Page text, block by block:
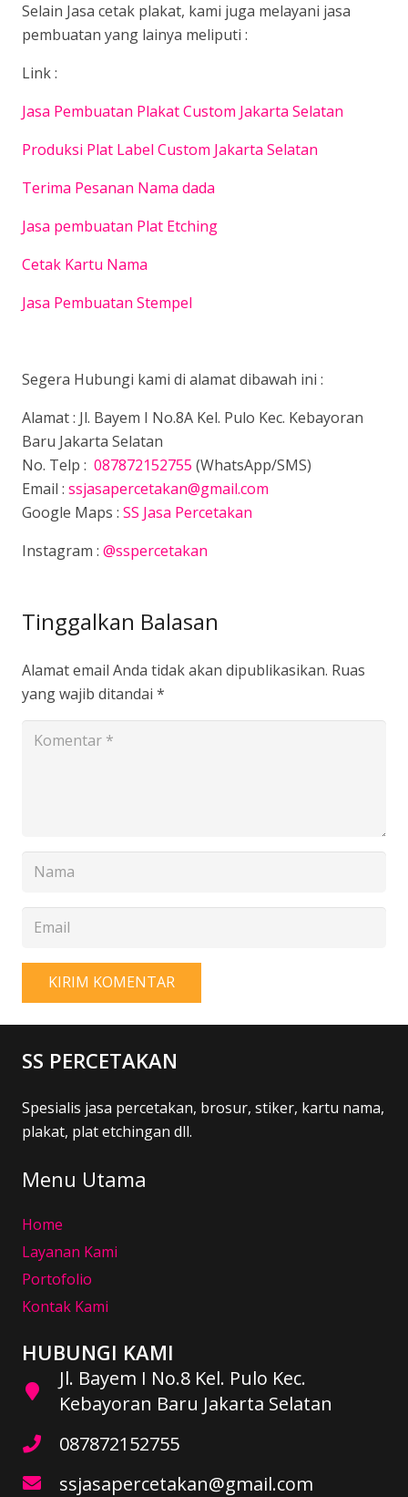
Selain Jasa cetak plakat, kami juga melayani jasa
pembuatan yang lainya meliputi :
Link :
Jasa Pembuatan Plakat Custom Jakarta Selatan
Produksi Plat Label Custom Jakarta Selatan
Terima Pesanan Nama dada
Jasa pembuatan Plat Etching
Cetak Kartu Nama
Jasa Pembuatan Stempel
Segera Hubungi kami di alamat dibawah ini :
Alamat : Jl. Bayem I No.8A Kel. Pulo Kec. Kebayoran
Baru Jakarta Selatan
No. Telp : 087872152755 (WhatsApp/SMS)
Email : ssjasapercetakan@gmail.com
Google Maps : SS Jasa Percetakan
Instagram : @sspercetakan
Tinggalkan Balasan
Alamat email Anda tidak akan dipublikasikan. Ruas
yang wajib ditandai *
KIRIM KOMENTAR
SS PERCETAKAN
Spesialis jasa percetakan, brosur, stiker, kartu nama,
plakat, plat etchingan dll.
Menu Utama
Home
Layanan Kami
Portofolio
Kontak Kami
HUBUNGI KAMI
Jl. Bayem I No.8 Kel. Pulo Kec.
Kebayoran Baru Jakarta Selatan
087872152755
ssjasapercetakan@gmail.com